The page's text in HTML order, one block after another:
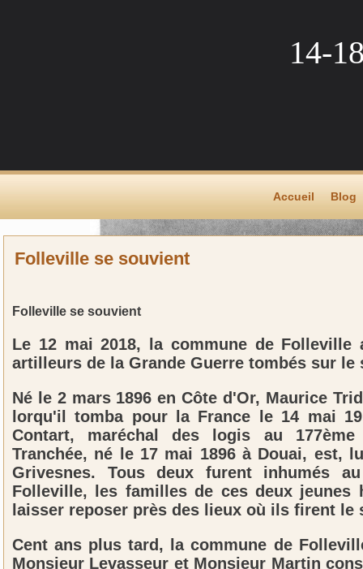
14-
Accueil Blog
Folleville se souvient
Folleville se souvient
Le 12 mai 2018, la commune de Folleville
artilleurs de la Grande Guerre tombés sur le
Né le 2 mars 1896 en Côte d'Or, Maurice
lorqu'il tomba pour la France le 14 mai
Contart, maréchal des logis au
Tranchée, né le 17 mai 1896 à Douai, est,
Grivesnes. Tous deux furent inhumés
Folleville, les familles de ces deux jeunes
laisser reposer près des lieux où ils firent le
Cent ans plus tard, la commune de
Monsieur Levasseur et Monsieur Martin